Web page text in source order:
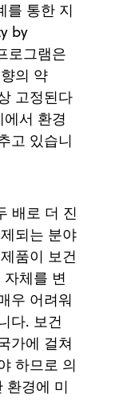
를 통한 지
by
로그램은
의 약
고정된다
서 환경
고 있습니
배로 더 진
되는 분야
품이 보건
체를 변
우 어려워
다. 보건
가에 걸쳐
하므로 의
환경에 미